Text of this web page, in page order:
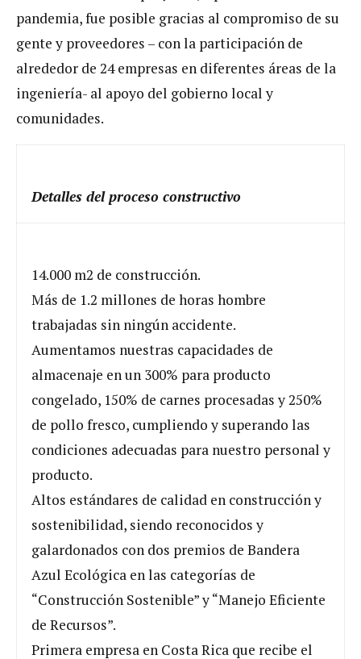
pandemia, fue posible gracias al compromiso de su
gente y proveedores – con la participación de
alrededor de 24 empresas en diferentes áreas de la
ingeniería- al apoyo del gobierno local y
comunidades.
Detalles del proceso constructivo
14.000 m2 de construcción.
Más de 1.2 millones de horas hombre
trabajadas sin ningún accidente.
Aumentamos nuestras capacidades de
almacenaje en un 300% para producto
congelado, 150% de carnes procesadas y 250%
de pollo fresco, cumpliendo y superando las
condiciones adecuadas para nuestro personal y
producto.
Altos estándares de calidad en construcción y
sostenibilidad, siendo reconocidos y
galardonados con dos premios de Bandera
Azul Ecológica en las categorías de
“Construcción Sostenible” y “Manejo Eficiente
de Recursos”.
Primera empresa en Costa Rica que recibe el